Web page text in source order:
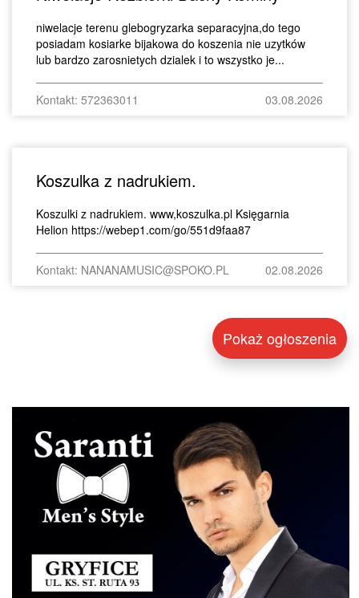
niwelacje terenu glebogryzarka separacyjna,do tego
posiadam kosiarke bijakowa do koszenia nie uzytków
lub bardzo zarosnietych dzialek i to wszystko je...
Kontakt: 572363011 03.08.2026
Koszulka z nadrukiem.
Koszulki z nadrukiem. www,koszulka.pl Księgarnia
Helion https://webep1.com/go/551d9faa87
Kontakt: NANANAMUSIC@SPOKO.PL 02.08.2026
Pokaż ogłoszenia